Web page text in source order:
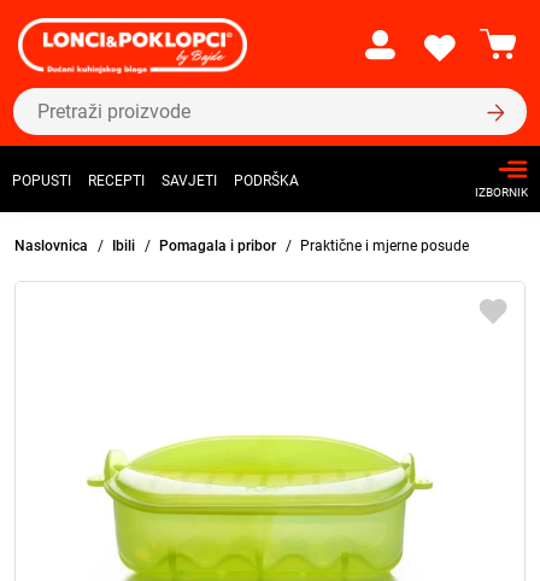
POPUSTI RECEPTI SAVJETI PODRŠKA
IZBORNIK
Naslovnica Ibili Pomagala i pribor Praktične i mjerne posude